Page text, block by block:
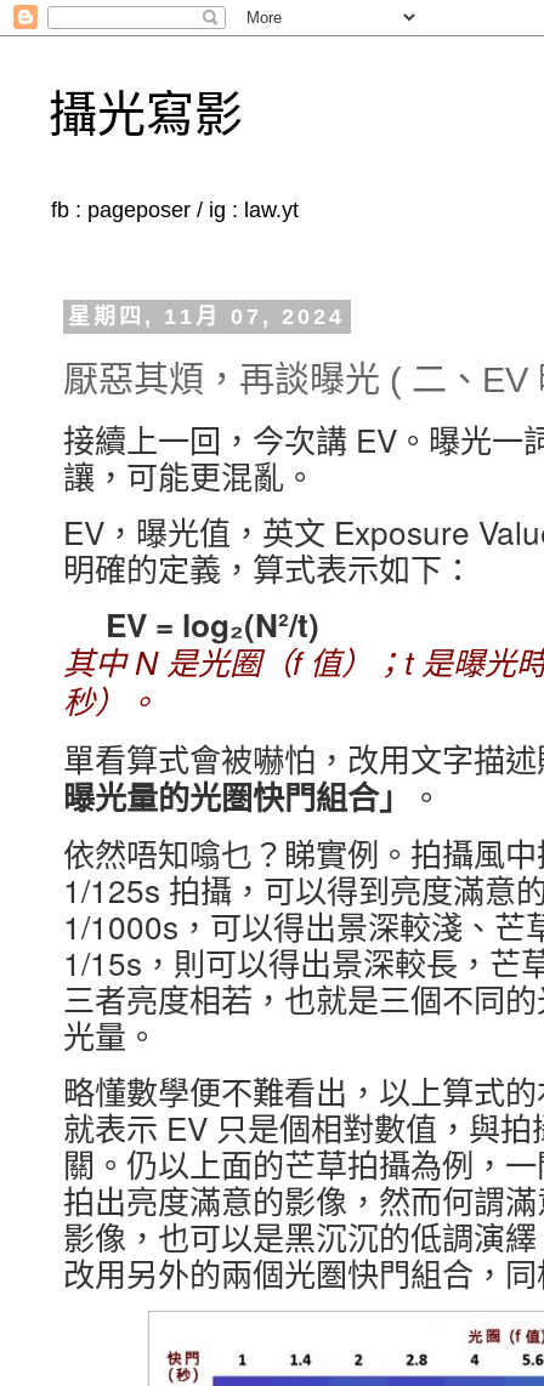
攝光寫影
fb : pageposer / ig : law.yt
星期四, 11月 07, 2024
厭惡其煩，再談曝光 ( 二、EV
接續上一回，今次講 EV。曝光一
讓，可能更混亂。
EV，曝光值，英文 Exposure
明確的定義，算式表示如下：
EV = log₂(N²/t)
其中 N 是光圈（f 值）；t 是曝光
秒）。
單看算式會被嚇怕，改用文字描
曝光量的光圏快門組合」
。
依然唔知噏乜？睇實例。拍攝風
1/125s 拍攝，可以得到亮度滿意
1/1000s，可以得出景深較淺、芒
1/15s，則可以得出景深較長，芒
三者亮度相若，也就是三個不同
光量。
略懂數學便不難看出，以上算式
就表示 EV 只是個相對數值，與
關。仍以上面的芒草拍攝為例，
拍出亮度滿意的影像，然而何謂
影像，也可以是黑沉沉的低調演
改用另外的兩個光圏快門組合，